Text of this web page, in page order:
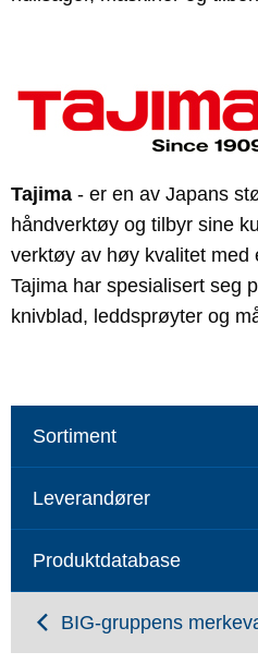
Tajima - er en av Japans
håndverktøy og tilbyr sine
verktøy av høy kvalitet med
Tajima har spesialisert seg
knivblad, leddsprøyter og
Sortiment
Leverandører
Produktdatabase
BIG-gruppens